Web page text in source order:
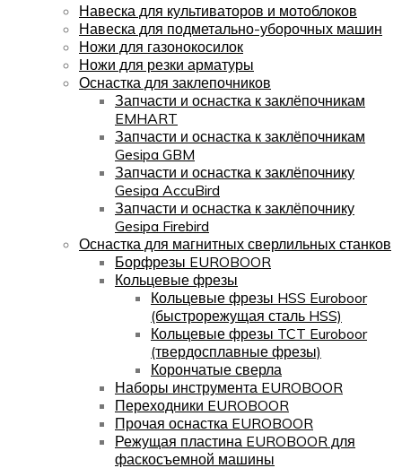
Навеска для культиваторов и мотоблоков
Навеска для подметально-уборочных машин
Ножи для газонокосилок
Ножи для резки арматуры
Оснастка для заклепочников
Запчасти и оснастка к заклёпочникам
EMHART
Запчасти и оснастка к заклёпочникам
Gesipa GBM
Запчасти и оснастка к заклёпочнику
Gesipa AccuBird
Запчасти и оснастка к заклёпочнику
Gesipa Firebird
Оснастка для магнитных сверлильных станков
Борфрезы EUROBOOR
Кольцевые фрезы
Кольцевые фрезы HSS Euroboor
(быстрорежущая сталь HSS)
Кольцевые фрезы TCT Euroboor
(твердосплавные фрезы)
Корончатые сверла
Наборы инструмента EUROBOOR
Переходники EUROBOOR
Прочая оснастка EUROBOOR
Режущая пластина EUROBOOR для
фаскосъемной машины